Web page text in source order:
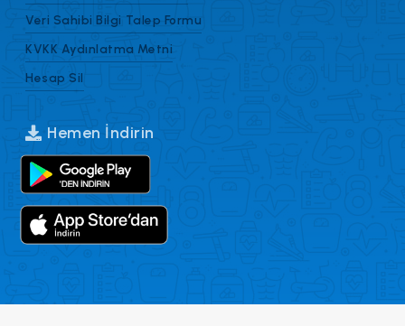
Veri Sahibi Bilgi Talep Formu
KVKK Aydınlatma Metni
Hesap Sil
Hemen İndirin